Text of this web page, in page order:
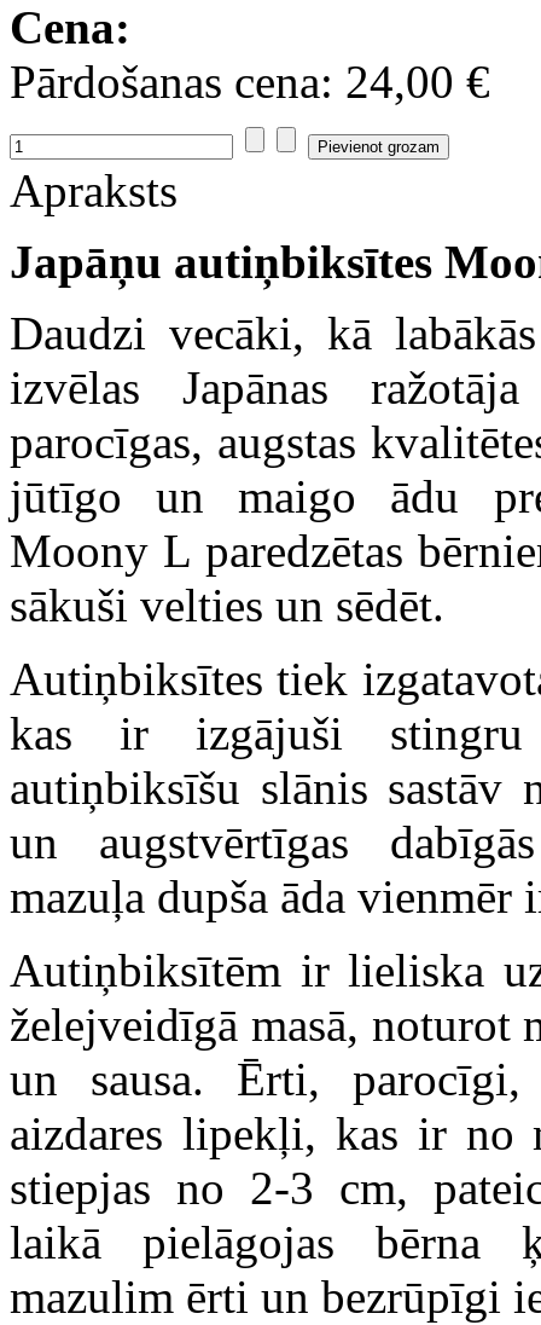
Cena:
Pārdošanas cena: 24,00 €
Apraksts
Japāņu autiņbiksītes
Daudzi vecāki, kā
izvēlas Japānas
parocīgas, augstas
jūtīgo un maigo ādu
Moony L paredzētas
sākuši velties un sēdēt.
Autiņbiksītes tiek
kas ir izgājuši stingru
autiņbiksīšu slānis sastāv
un augstvērtīgas
mazuļa dupša āda vienmēr
Autiņbiksītēm ir lieliska
želejveidīgā masā, noturot
un sausa. Ērti,
aizdares lipekļi, kas ir no
stiepjas no 2-3 cm,
laikā pielāgojas bērna
mazulim ērti un bezrūpīgi